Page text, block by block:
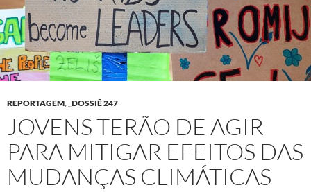
REPORTAGEM, _DOSSIÊ 247
JOVENS TERÃO DE AGIR
PARA MITIGAR EFEITOS DAS
MUDANÇAS CLIMÁTICAS